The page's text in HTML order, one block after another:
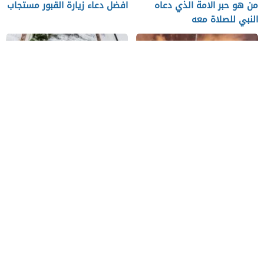
من هو حبر الامة الذي دعاه
النبي للصلاة معه
افضل دعاء زيارة القبور مستجاب